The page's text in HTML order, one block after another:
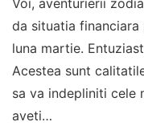
Voi, aventurierii
da situatia
luna martie.
Acestea sunt
sa va indepliniti cele
aveti…